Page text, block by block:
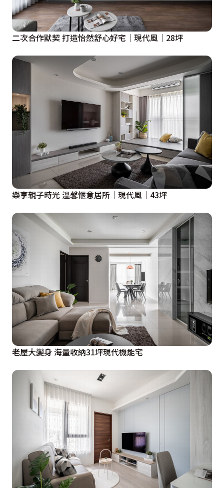
二次合作默契 打造怡然舒心好宅｜現代風｜28坪
樂享親子時光 溫馨愜意居所｜現代風｜43坪
老屋大變身 海量收納31坪現代機能宅